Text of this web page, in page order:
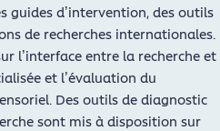
guides d’intervention, des outils
de recherches internationales.
l’interface entre la recherche et
et l’évaluation du
Des outils de diagnostic
sont mis à disposition sur